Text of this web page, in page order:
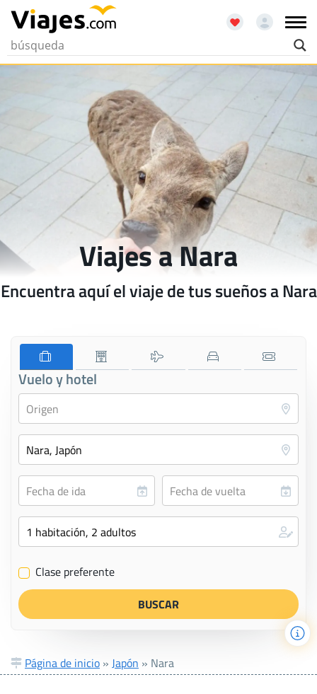
Viajes a Nara
Encuentra aquí el viaje de tus sueños a Nara
Vuelo y hotel
✔ Clase preferente
Página de inicio » Japón » Nara